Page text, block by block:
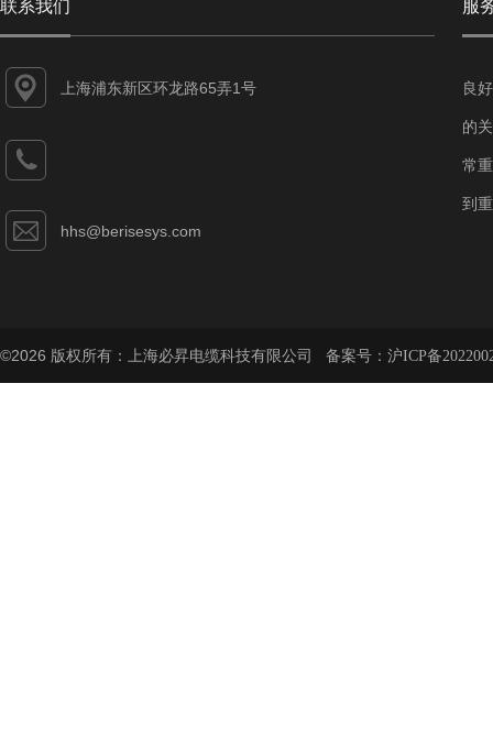
联系我们
上海浦东新区环龙路65弄1号
hhs@berisesys.com
服
良
的
常
到
©2026 版权所有：上海必昇电缆科技有限公司 备案号： 沪ICP备